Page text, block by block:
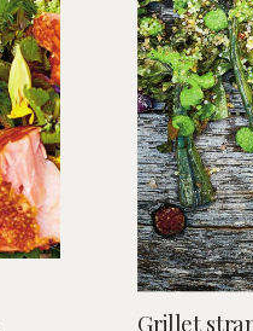
Grillet